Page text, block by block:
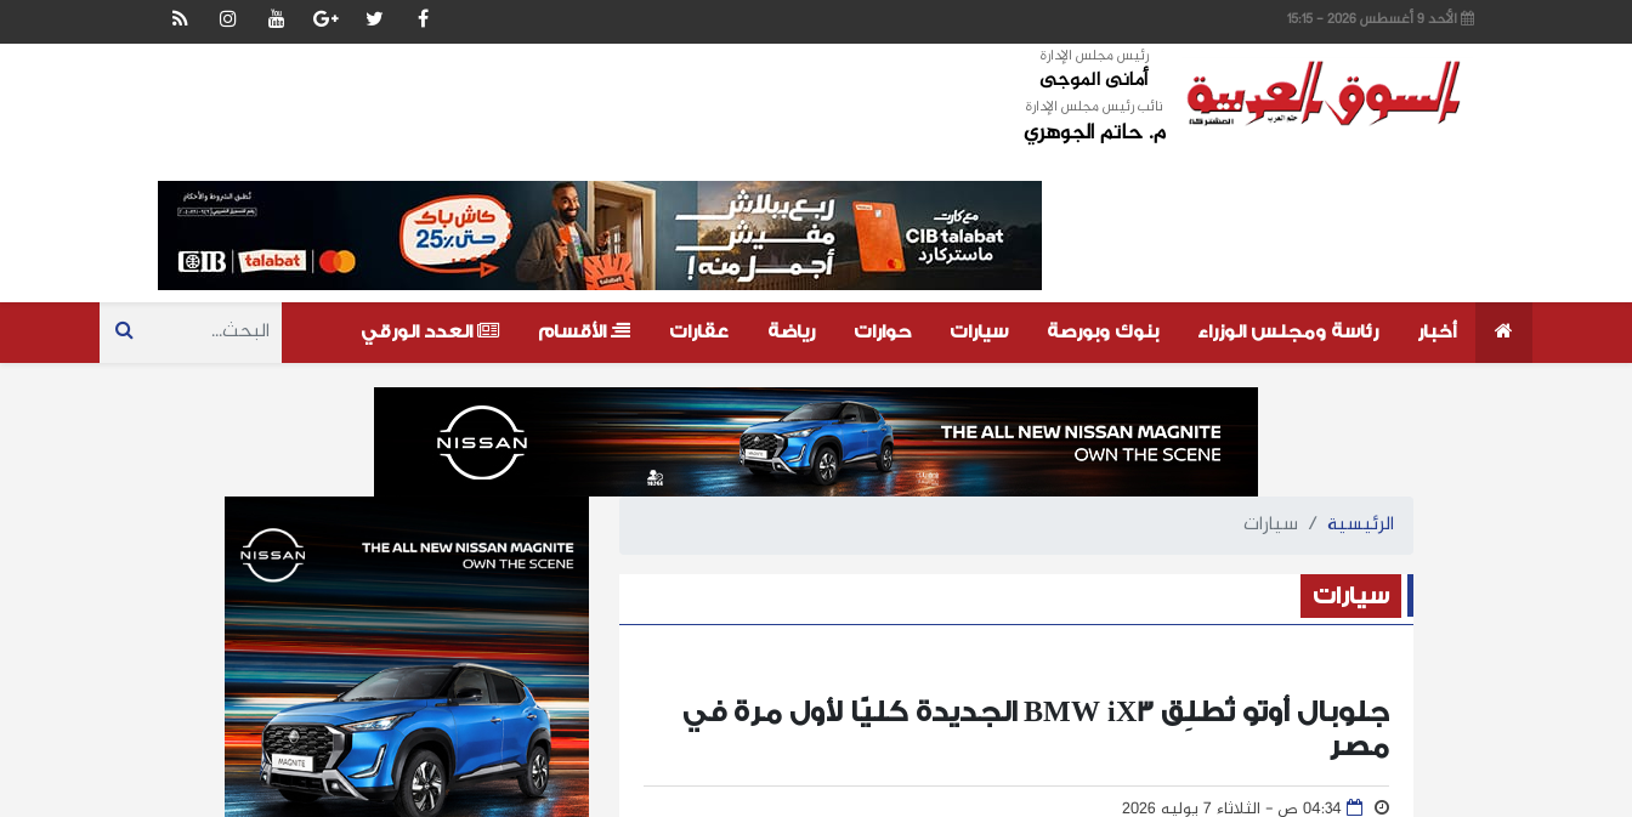
الأحد 9 أغسطس 2026 - 15:15
رئيس مجلس الإدارة
أمانى الموجى
نائب رئيس مجلس الإدارة
م. حاتم الجوهري
أخبار رئاسة ومجلس الوزراء بنوك وبورصة سيارات حوارات رياضة عقارات الأقسام العدد الورقي
الرئيسية سيارات
سيارات
جلوبال أوتو تُطلِق BMW iX3 الجديدة كليًّا لأول مرة في
مصر